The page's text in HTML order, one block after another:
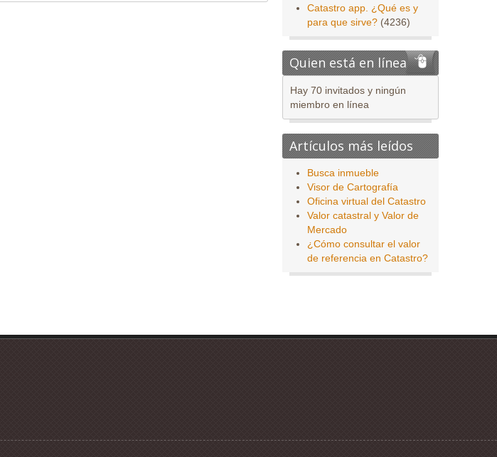
Catastro app. ¿Qué es y
para que sirve? (4236)
Quien está en línea
Hay 70 invitados y ningún
miembro en línea
Artículos más leídos
Busca inmueble
Visor de Cartografía
Oficina virtual del Catastro
Valor catastral y Valor de
Mercado
¿Cómo consultar el valor
de referencia en Catastro?